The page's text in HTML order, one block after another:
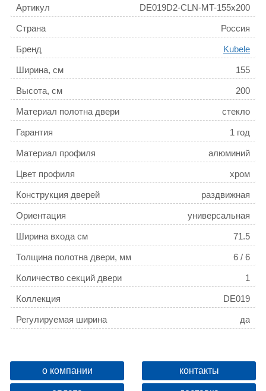
Артикул DE019D2-CLN-MT-155х200
Страна Россия
Бренд Kubele
Ширина, см 155
Высота, см 200
Материал полотна двери стекло
Гарантия 1 год
Материал профиля алюминий
Цвет профиля хром
Конструкция дверей раздвижная
Ориентация универсальная
Ширина входа см 71.5
Толщина полотна двери, мм 6 / 6
Количество секций двери 1
Коллекция DE019
Регулируемая ширина да
о компании контакты